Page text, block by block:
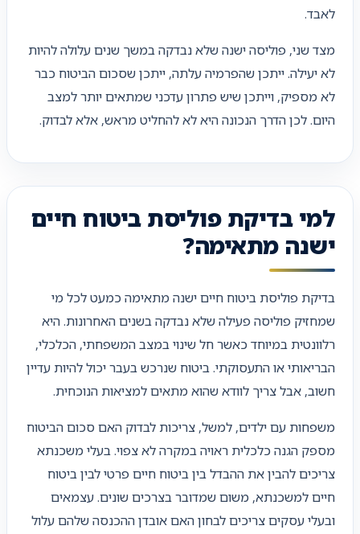
לאבד.
מצד שני, פוליסה ישנה שלא נבדקה במשך שנים עלולה להיות
לא יעילה. ייתכן שהפרמיה עלתה, ייתכן שסכום הביטוח כבר
לא מספיק, וייתכן שיש פתרון עדכני שמתאים יותר למצב
היום. לכן הדרך הנכונה היא לא להחליט מראש, אלא לבדוק.
למי בדיקת פוליסת ביטוח חיים
ישנה מתאימה?
בדיקת פוליסת ביטוח חיים ישנה מתאימה כמעט לכל מי
שמחזיק פוליסה פעילה שלא נבדקה בשנים האחרונות. היא
רלוונטית במיוחד כאשר חל שינוי במצב המשפחתי, הכלכלי,
הבריאותי או התעסוקתי. ביטוח שנרכש בעבר יכול להיות עדיין
חשוב, אבל צריך לוודא שהוא מתאים למציאות הנוכחית.
משפחות עם ילדים, למשל, צריכות לבדוק האם סכום הביטוח
מספק הגנה כלכלית ראויה במקרה לא צפוי. בעלי משכנתא
צריכים להבין את ההבדל בין ביטוח חיים פרטי לבין ביטוח
חיים למשכנתא, משום שמדובר בצרכים שונים. עצמאים
ובעלי עסקים צריכים לבחון האם אובדן ההכנסה שלהם עלול